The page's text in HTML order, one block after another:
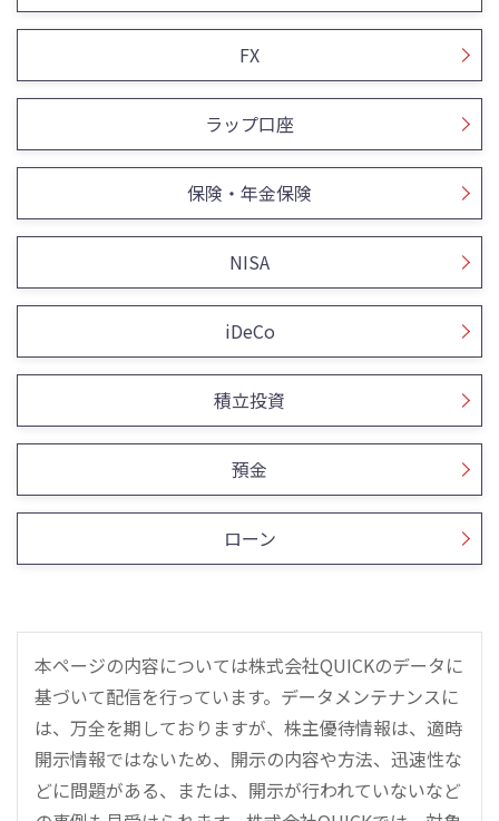
FX
ラップ口座
保険・年金保険
NISA
iDeCo
積立投資
預金
ローン
本ページの内容については株式会社QUICKのデータに
基づいて配信を行っています。データメンテナンスに
は、万全を期しておりますが、株主優待情報は、適時
開示情報ではないため、開示の内容や方法、迅速性な
どに問題がある、または、開示が行われていないなど